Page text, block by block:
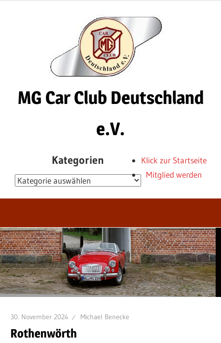
MG Car Club Deutschland
e.V.
Club
Kategorien
Kategorien
Klick zur Startseite
Mitglied werden
30. November 2024 Michael Benecke
Rothenwörth